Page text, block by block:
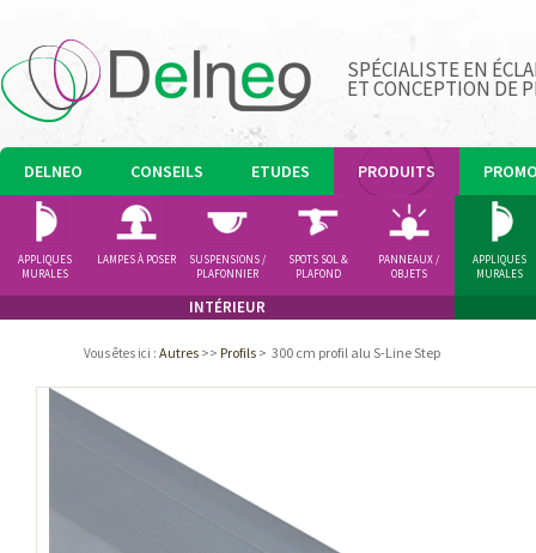
SPÉCIALISTE EN
ET CONCEPTION DE
DELNEO CONSEILS ETUDES PRODUITS
INTÉRIEUR
APPLIQUES
MURALES
LAMPES À POSER
SUSPENSIONS /
PLAFONNIER
SPOTS SOL &
PLAFOND
PANNEAUX /
OBJETS
APPLIQUES
MURALES
Vous êtes ici : Autres >> Profils > 300 cm profil alu S-Line Step